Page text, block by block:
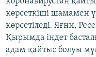
көрсеткіші шамамен
көрсетіледі. Яғни,
Қырымда індет
адам қайтыс болуы